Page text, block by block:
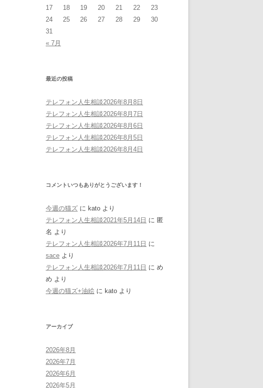
17
18 19 20 21 22
23
24
25 26 27 28 29
30
31
« 7月
最近の投稿
テレフォン人生相談2026年8月8日
テレフォン人生相談2026年8月7日
テレフォン人生相談2026年8月6日
テレフォン人生相談2026年8月5日
テレフォン人生相談2026年8月4日
コメントいつもありがとうございます！
今週の猫ズ に kato より
テレフォン人生相談2021年5月14日 に 匿
名 より
テレフォン人生相談2026年7月11日 に
sace より
テレフォン人生相談2026年7月11日 に め
め より
今週の猫ズ+油絵 に kato より
アーカイブ
2026年8月
2026年7月
2026年6月
2026年5月